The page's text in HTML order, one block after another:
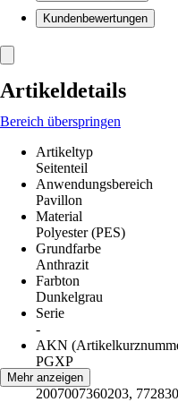
Kundenbewertungen
Artikeldetails
Bereich überspringen
Artikeltyp
Seitenteil
Anwendungsbereich
Pavillon
Material
Polyester (PES)
Grundfarbe
Anthrazit
Farbton
Dunkelgrau
Serie
-
AKN
PGXP
EAN
2007007360203,
Mehr anzeigen